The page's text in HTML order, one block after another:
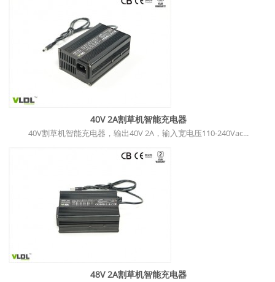
40V 2A割草机智能充电器
40V割草机智能充电器，输出40V 2A，输入宽电压110-240Vac...
48V 2A割草机智能充电器